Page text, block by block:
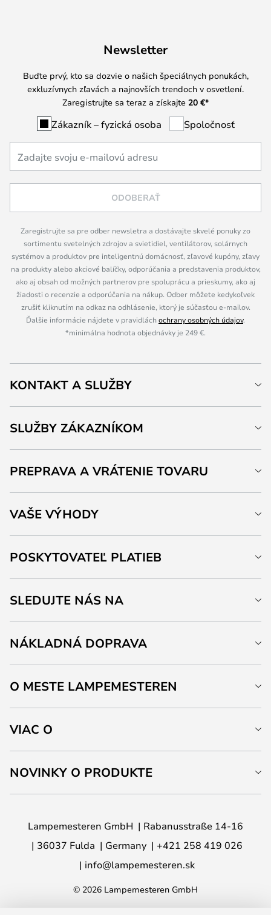
Newsletter
Buďte prvý, kto sa dozvie o našich špeciálnych ponukách,
exkluzívnych zľavách a najnovších trendoch v osvetlení.
Zaregistrujte sa teraz a získajte 20 €*
Zákazník – fyzická osoba Spoločnosť
ODOBERAŤ
Zaregistrujte sa pre odber newsletra a dostávajte skvelé ponuky zo
sortimentu svetelných zdrojov a svietidiel, ventilátorov, solárnych
systémov a produktov pre inteligentnú domácnosť, zľavové kupóny, zľavy
na produkty alebo akciové balíčky, odporúčania a predstavenia produktov,
ako aj obsah od možných partnerov pre spoluprácu a prieskumy, ako aj
žiadosti o recenzie a odporúčania na nákup. Odber môžete kedykoľvek
zrušiť kliknutím na odkaz na odhlásenie, ktorý je súčasťou e-mailov.
Ďalšie informácie nájdete v pravidláchochrany osobných údajov.
*minimálna hodnota objednávky je 249 €.
KONTAKT A SLUŽBY
SLUŽBY ZÁKAZNÍKOM
PREPRAVA A VRÁTENIE TOVARU
VAŠE VÝHODY
POSKYTOVATEĽ PLATIEB
SLEDUJTE NÁS NA
NÁKLADNÁ DOPRAVA
O MESTE LAMPEMESTEREN
VIAC O
NOVINKY O PRODUKTE
Lampemesteren GmbH
Rabanusstraße 14-16
36037 Fulda
Germany
+421 258 419 026
info@lampemesteren.sk
© 2026 Lampemesteren GmbH